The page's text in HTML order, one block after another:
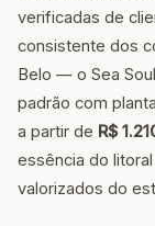
verificadas de
consistente dos
Belo — o Sea
padrão com
a partir de R$
essência do
valorizados do